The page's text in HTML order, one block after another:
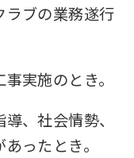
ラブの業務遂行
実施のとき。
、社会情勢、
ったとき。